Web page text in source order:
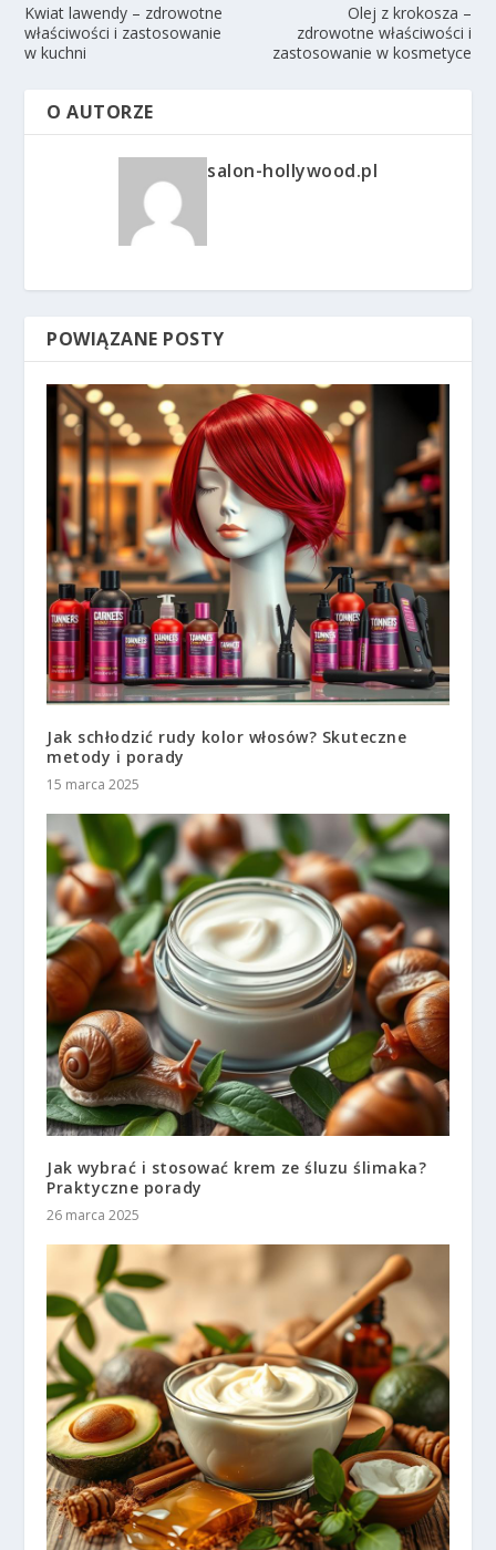
Kwiat lawendy – zdrowotne
właściwości i zastosowanie
w kuchni
Olej z krokosza –
zdrowotne właściwości i
zastosowanie w kosmetyce
O AUTORZE
salon-hollywood.pl
POWIĄZANE POSTY
Jak schłodzić rudy kolor włosów? Skuteczne
metody i porady
15 marca 2025
Jak wybrać i stosować krem ze śluzu ślimaka?
Praktyczne porady
26 marca 2025